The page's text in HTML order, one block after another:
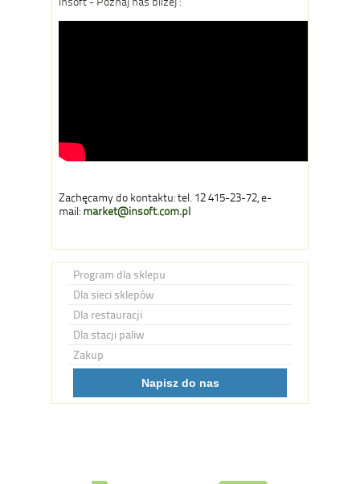
Zachęcamy do kontaktu: tel. 12 415-23-72, e-
mail: market@insoft.com.pl
Program dla sklepu
Dla sieci sklepów
Dla restauracji
Dla stacji paliw
Zakup
Napisz do nas